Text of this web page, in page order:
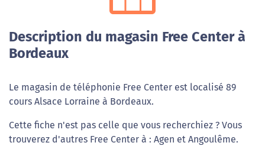
Description du magasin Free Center à
Bordeaux
Le magasin de téléphonie Free Center est localisé 89
cours Alsace Lorraine à Bordeaux.
Cette fiche n'est pas celle que vous recherchiez ? Vous
trouverez d'autres Free Center à : Agen et Angoulême.